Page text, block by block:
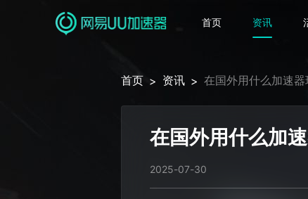
首页 资讯
首页 > 资讯 > 在国外用什么加速器
在国外用什么加
2025-07-30